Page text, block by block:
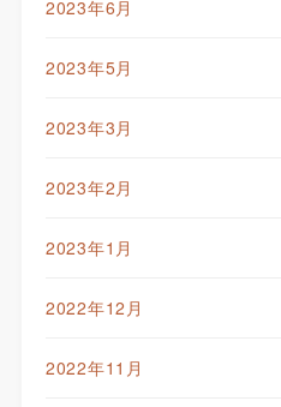
2023年6月
2023年5月
2023年3月
2023年2月
2023年1月
2022年12月
2022年11月